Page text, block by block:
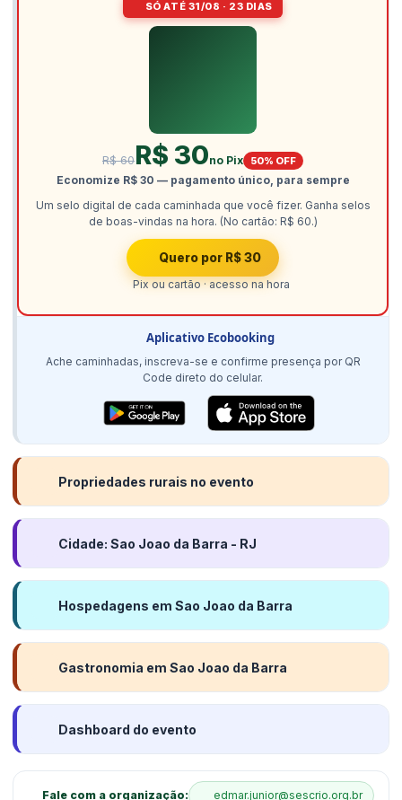
SÓ ATÉ 31/08 · 23 DIAS
R$ 60R$ 30no Pix 50% OFF
Economize R$ 30 — pagamento único, para sempre
Um selo digital de cada caminhada que você fizer. Ganha selos
de boas-vindas na hora. (No cartão: R$ 60.)
Quero por R$ 30
Pix ou cartão · acesso na hora
Aplicativo Ecobooking
Ache caminhadas, inscreva-se e confirme presença por QR
Code direto do celular.
Propriedades rurais no evento
Cidade: Sao Joao da Barra - RJ
Hospedagens em Sao Joao da Barra
Gastronomia em Sao Joao da Barra
Dashboard do evento
Fale com a organização: edmar.junior@sescrio.org.br